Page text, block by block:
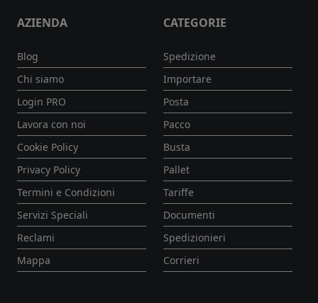
AZIENDA
Blog
Chi siamo
Login PRO
Lavora con noi
Cookie Policy
Privacy Policy
Termini e Condizioni
Servizi Speciali
Reclami
Mappa
CATEGORIE
Spedizione
Importare
Posta
Pacco
Busta
Pallet
Tariffe
Documenti
Spedizionieri
Corrieri